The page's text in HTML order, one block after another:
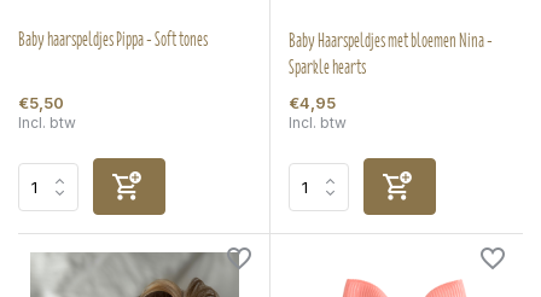
Baby haarspeldjes Pippa - Soft tones
€5,50
Incl. btw
Baby Haarspeldjes met bloemen Nina -
Sparkle hearts
€4,95
Incl. btw